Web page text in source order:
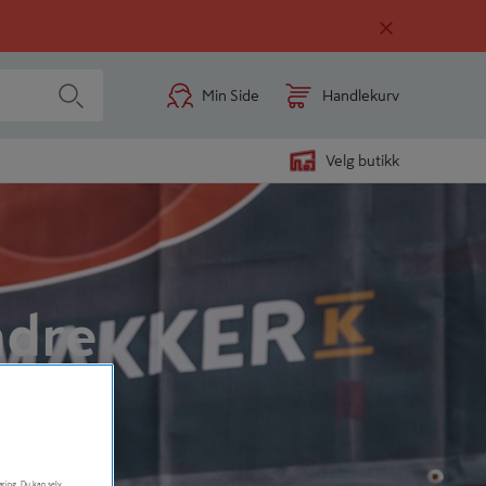
Min Side Handlekurv
Velg butikk
Du kan selv